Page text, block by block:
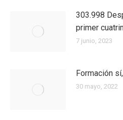
303.998
primer
7 junio, 2023
Formación
30 mayo, 2022